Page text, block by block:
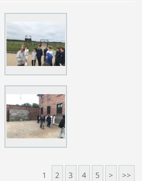
1 2 3 4 5 > >>